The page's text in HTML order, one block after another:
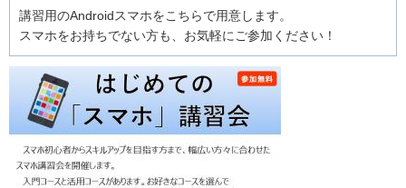
講習用のAndroidスマホをこちらで用意します。
スマホをお持ちでない方も、お気軽にご参加ください！